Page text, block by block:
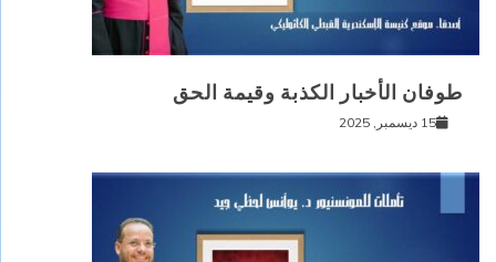
طوفان الأخبار الكذبة وقيمة الحق
15 ديسمبر, 2025